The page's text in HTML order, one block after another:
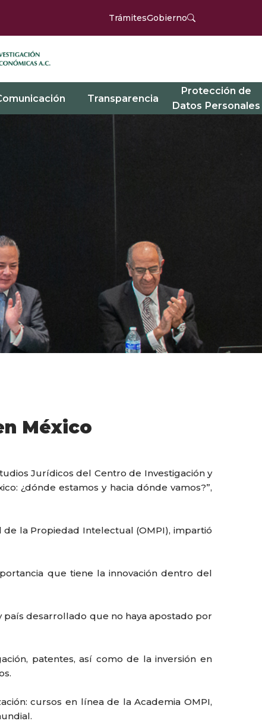
TrámitesGobierno
Transparencia
Protección de
Datos Personales
México
Jurídicos del Centro de Investigación y
¿dónde estamos y hacia dónde vamos?”,
de la Propiedad Intelectual (OMPI), impartió
que tiene la innovación dentro del
país desarrollado que no haya apostado por
patentes, así como de la inversión en
cursos en línea de la Academia OMPI,